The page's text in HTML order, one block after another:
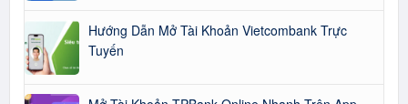
Hướng Dẫn Mở Tài Khoản Vietcombank Trực
Tuyến